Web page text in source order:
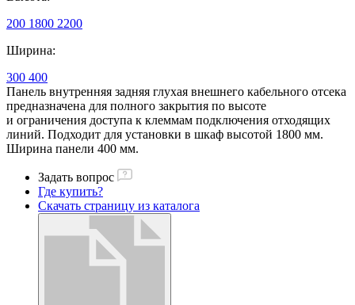
200 1800 2200
Ширина:
300 400
Панель внутренняя задняя глухая внешнего кабельного отсека
предназначена для полного закрытия по высоте
и ограничения доступа к клеммам подключения отходящих
линий. Подходит для установки в шкаф высотой 1800 мм.
Ширина панели 400 мм.
Задать вопрос
Где купить?
Скачать страницу из каталога